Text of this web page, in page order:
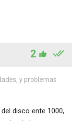
2
y problemas
disco ente 1000,